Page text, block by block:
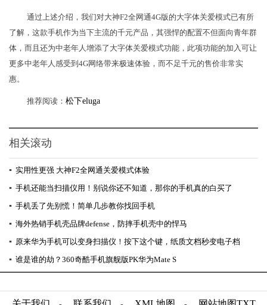
通过上述介绍，我们对大神F2全网通4G版的大字体关爱模式已有所
了解，这款手机作为当下主流的千元产品，其强悍的配置不但面向青年群
体，而且还为中老年人增添了大字体关爱模式功能，此项功能的加入可让
更多中老年人感受到4G网络带来极速体验，而不足千元的售价非常实
惠。
推荐阅读： 松下eluga
相关滚动
▪ 实用性更强 大神F2全网通关爱模式体验
▪ 手机还能当扫描仪用！别说你还不知道，那你的手机真的白买了
▪ 手机丢了先别慌！简单几步教你找回手机
▪ 海外热销手机壳品牌defense，防摔手机壳中的悍马
▪ 原来华为手机可以变身扫描仪！按下这个键，纸质文档秒变电子档
▪ 谁是谁的劫？360奇酷手机旗舰版PK华为Mate S